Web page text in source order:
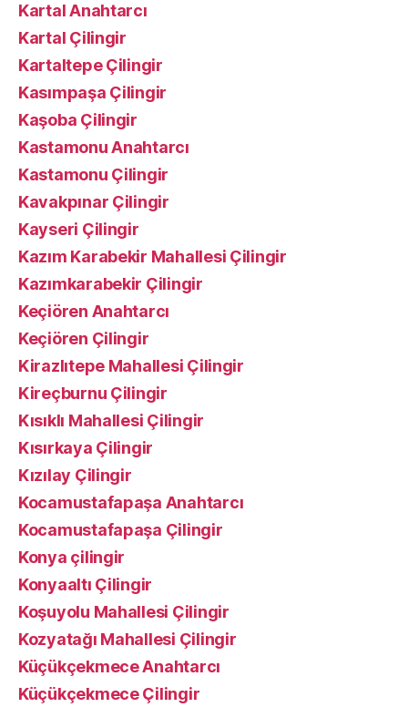
Kartal Anahtarcı
Kartal Çilingir
Kartaltepe Çilingir
Kasımpaşa Çilingir
Kaşoba Çilingir
Kastamonu Anahtarcı
Kastamonu Çilingir
Kavakpınar Çilingir
Kayseri Çilingir
Kazım Karabekir Mahallesi Çilingir
Kazımkarabekir Çilingir
Keçiören Anahtarcı
Keçiören Çilingir
Kirazlıtepe Mahallesi Çilingir
Kireçburnu Çilingir
Kısıklı Mahallesi Çilingir
Kısırkaya Çilingir
Kızılay Çilingir
Kocamustafapaşa Anahtarcı
Kocamustafapaşa Çilingir
Konya çilingir
Konyaaltı Çilingir
Koşuyolu Mahallesi Çilingir
Kozyatağı Mahallesi Çilingir
Küçükçekmece Anahtarcı
Küçükçekmece Çilingir